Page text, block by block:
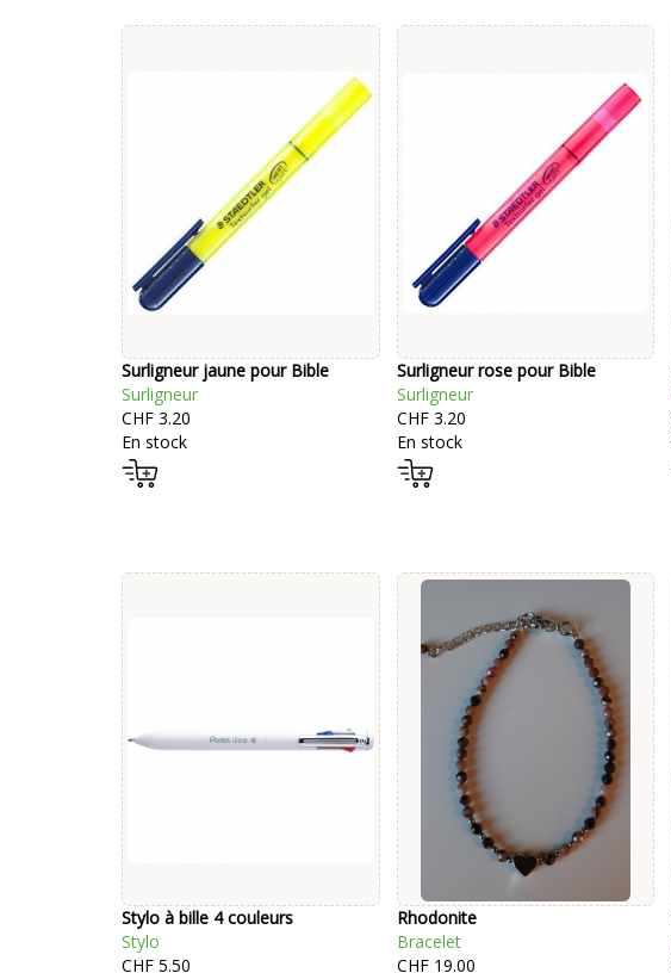
Surligneur jaune pour Bible
Surligneur
CHF 3.20
En stock
Surligneur rose pour Bible
Surligneur
CHF 3.20
En stock
Stylo à bille 4 couleurs
Stylo
CHF 5.50
Rhodonite
Bracelet
CHF 19.00